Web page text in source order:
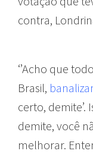
contra,
‘’Acho que
Brasil,
certo, demite’.
demite, você
melhorar.